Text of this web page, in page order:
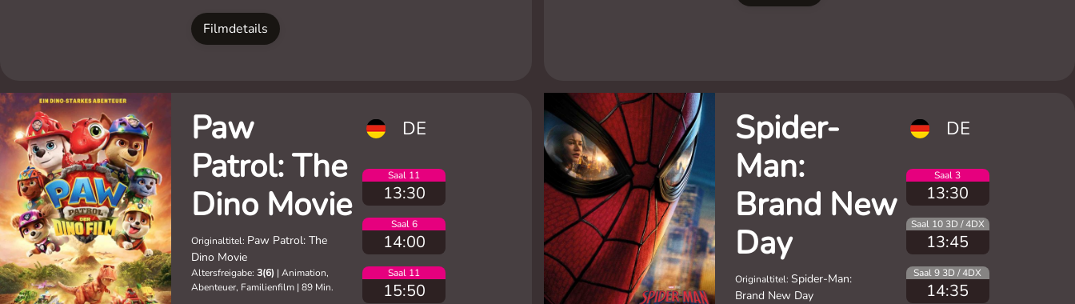
Filmdetails
Paw
Patrol: The
Dino Movie
Originaltitel: Paw Patrol: The
Dino Movie
Altersfreigabe: 3(6) | Animation,
Abenteuer, Familienfilm | 89 Min.
DE
Saal 11
13:30
Saal 6
14:00
Saal 11
15:50
Spider-
Man:
Brand New
Day
Originaltitel: Spider-Man:
Brand New Day
DE
Saal 3
13:30
Saal 10 3D / 4DX
13:45
Saal 9 3D / 4DX
14:35